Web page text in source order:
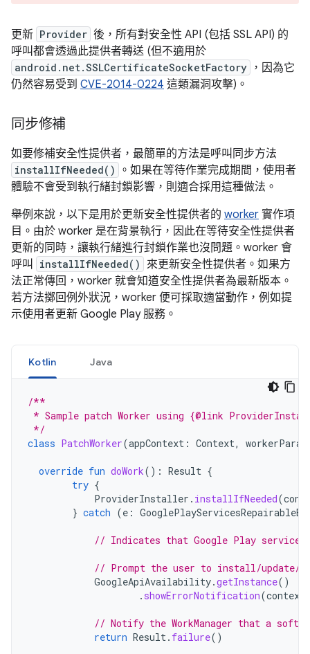
更新 Provider 後，所有對安全性 API (包括 SSL API) 的
呼叫都會透過此提供者轉送 (但不適用於
android.net.SSLCertificateSocketFactory ，因為它
仍然容易受到 CVE-2014-0224 這類漏洞攻擊)。
同步修補
如要修補安全性提供者，最簡單的方法是呼叫同步方法
installIfNeeded()
。如果在等待作業完成期間，使用者
體驗不會受到執行緒封鎖影響，則適合採用這種做法。
舉例來說，以下是用於更新安全性提供者的 worker 實作項
目。由於 worker 是在背景執行，因此在等待安全性提供者
更新的同時，讓執行緒進行封鎖作業也沒問題。worker 會
呼叫
installIfNeeded() 來更新安全性提供者。如果方
法正常傳回，worker 就會知道安全性提供者為最新版本。
若方法擲回例外狀況，worker 便可採取適當動作，例如提
示使用者更新 Google Play 服務。
Kotlin Java
/**
* Sample patch Worker using {@link
*/
class PatchWorker(appContext : Context,
override fun doWork(): Result {
try {
ProviderInstaller . installIfNeeded(
} catch (e :
// Indicates that Google Play
// Prompt the user to install/update/
GoogleApiAvailability.getInstance()
. showErrorNotification(context
// Notify the WorkManager that a soft
return Result. failure()